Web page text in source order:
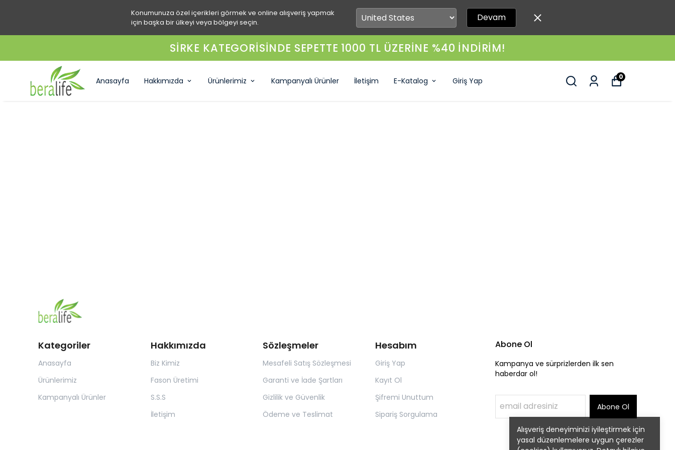
Konumunuza özel içerikleri görmek ve online alışveriş yapmak
için başka bir ülkeyi veya bölgeyi seçin.
Devam
SİRKE KATEGORİSİNDE SEPETTE 1000 TL ÜZERİNE %40 İNDİRİM!
Anasayfa Hakkımızda Ürünlerimiz Kampanyalı Ürünler İletişim E-Katalog Giriş Yap 0
Alışveriş deneyiminizi iyileştirmek için
yasal düzenlemelere uygun çerezler
Kategoriler
Anasayfa
Ürünlerimiz
Kampanyalı Ürünler
Hakkımızda
Biz Kimiz
Fason Üretimi
S.S.S
İletişim
Sözleşmeler
Mesafeli Satış Sözleşmesi
Garanti ve İade Şartları
Gizlilik ve Güvenlik
Ödeme ve Teslimat
Hesabım
Giriş Yap
Kayıt Ol
Şifremi Unuttum
Sipariş Sorgulama
Abone Ol
Kampanya ve sürprizlerden ilk sen
haberdar ol!
Abone Ol